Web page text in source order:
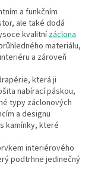
a funkčním
ale také dodá
kvalitnízáclona
materiálu,
a zároveň
která ji
nabírací páskou,
typy záclonových
a designu
kamínky, které
interiérového
podtrhne jedinečný